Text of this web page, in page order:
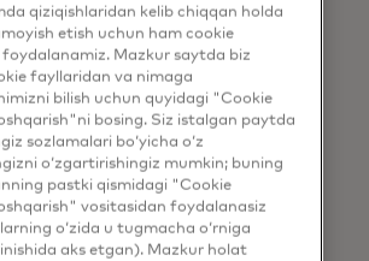
davri
o'z moliyaviy
foydalanib,
hayotlarini yaxshilash
qiziqishlaridan kelib chiqqan holda
etish uchun ham cookie
Mazkur saytda biz
fayllaridan va nimaga
bilish uchun quyidagi "Cookie
bosing. Siz istalgan paytda
sozlamalari bo‘yicha o‘z
o‘zgartirishingiz mumkin; buning
pastki qismidagi "Cookie
vositasidan foydalanasiz
o‘zida u tugmacha o‘rniga
aks etgan). Mazkur holat